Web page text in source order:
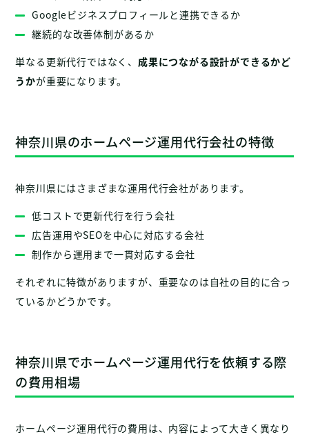
Googleビジネスプロフィールと連携できるか
継続的な改善体制があるか
単なる更新代行ではなく、 成果につながる設計ができるかど
うかが重要になります。
神奈川県のホームページ運用代行会社の特徴
神奈川県にはさまざまな運用代行会社があります。
低コストで更新代行を行う会社
広告運用やSEOを中心に対応する会社
制作から運用まで一貫対応する会社
それぞれに特徴がありますが、重要なのは自社の目的に合っ
ているかどうかです。
神奈川県でホームページ運用代行を依頼する際
の費用相場
ホームページ運用代行の費用は、内容によって大きく異なり